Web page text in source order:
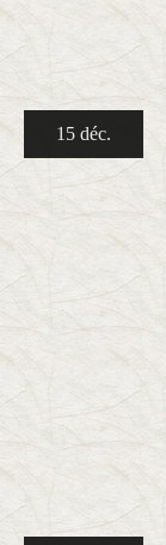
15 déc.